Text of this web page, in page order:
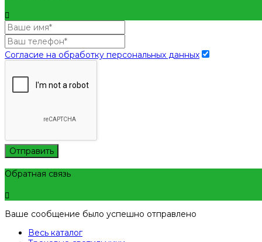
Согласие на обработку персональных данных
Отправить
Обратная связь
Ваше сообщение было успешно отправлено
Весь каталог